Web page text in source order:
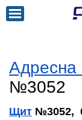
Адресна
№3052
Щит №3052,